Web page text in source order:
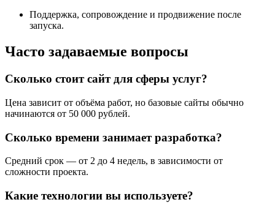
Поддержка, сопровождение и продвижение после
запуска.
Часто задаваемые вопросы
Сколько стоит сайт для сферы услуг?
Цена зависит от объёма работ, но базовые сайты обычно
начинаются от 50 000 рублей.
Сколько времени занимает разработка?
Средний срок — от 2 до 4 недель, в зависимости от
сложности проекта.
Какие технологии вы используете?